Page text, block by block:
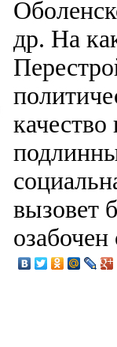
др. На
вызовет